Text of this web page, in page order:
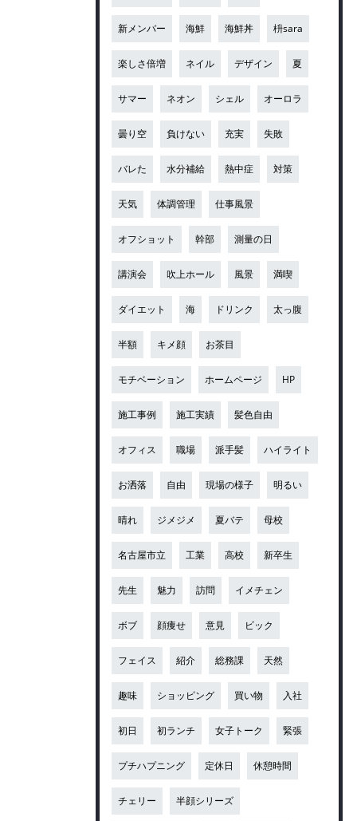
新メンバー 海鮮 海鮮丼 枡sara
楽しさ倍増 ネイル デザイン 夏
サマー ネオン シェル オーロラ
曇り空 負けない 充実 失敗
バレた 水分補給 熱中症 対策
天気 体調管理 仕事風景
オフショット 幹部 測量の日
講演会 吹上ホール 風景 満喫
ダイエット 海 ドリンク 太っ腹
半額 キメ顔 お茶目
モチベーション ホームページ HP
施工事例 施工実績 髪色自由
オフィス 職場 派手髪 ハイライト
お洒落 自由 現場の様子 明るい
晴れ ジメジメ 夏バテ 母校
名古屋市立 工業 高校 新卒生
先生 魅力 訪問 イメチェン
ボブ 顔痩せ 意見 ビック
フェイス 紹介 総務課 天然
趣味 ショッピング 買い物 入社
初日 初ランチ 女子トーク 緊張
プチハプニング 定休日 休憩時間
チェリー 半顔シリーズ